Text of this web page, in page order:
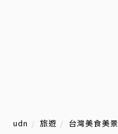
udn 旅遊 台灣美食美景